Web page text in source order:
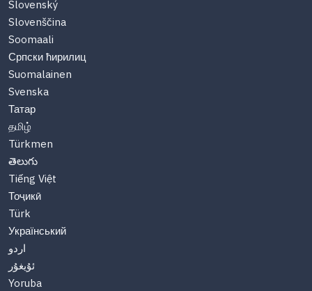
Slovenský
Slovenščina
Soomaali
Српски ћирилиц
Suomalainen
Svenska
Татар
தமிழ்
Türkmen
తెలుగు
Tiếng Việt
Тоҷикӣ
Türk
Український
اردو
ئۇيغۇر
Yoruba